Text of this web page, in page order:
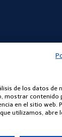
de los datos de
mostrar contenido
en el sitio web.
utilizamos, abre